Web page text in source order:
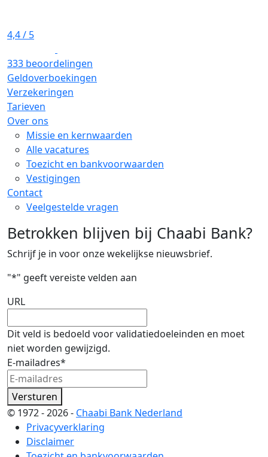
4,4/ 5
333 beoordelingen
Geldoverboekingen
Verzekeringen
Tarieven
Over ons
Missie en kernwaarden
Alle vacatures
Toezicht en bankvoorwaarden
Vestigingen
Contact
Veelgestelde vragen
Betrokken blijven bij Chaabi Bank?
Schrijf je in voor onze wekelijkse nieuwsbrief.
"*" geeft vereiste velden aan
URL
Dit veld is bedoeld voor validatiedoeleinden en moet
niet worden gewijzigd.
E-mailadres*
Versturen
© 1972 - 2026 - Chaabi Bank Nederland
Privacyverklaring
Disclaimer